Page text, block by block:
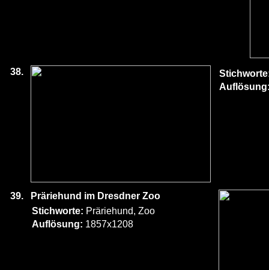
38.
39.
Präriehund im Dresdner Zoo
Stichworte: Präriehund, Zoo
Auflösung: 1857x1208